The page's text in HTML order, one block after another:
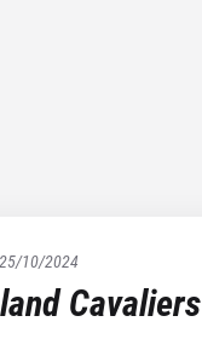
25/10/2024
Cavaliers